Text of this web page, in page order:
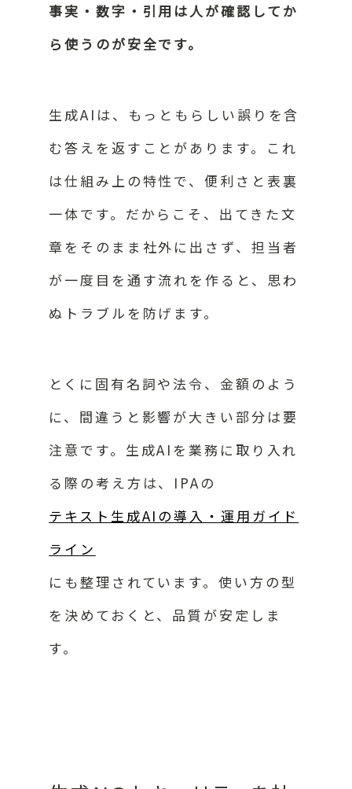
事実・数字・引用は人が確認してか
ら使うのが安全です。
生成AIは、もっともらしい誤りを含
む答えを返すことがあります。これ
は仕組み上の特性で、便利さと表裏
一体です。だからこそ、出てきた文
章をそのまま社外に出さず、担当者
が一度目を通す流れを作ると、思わ
ぬトラブルを防げます。
とくに固有名詞や法令、金額のよう
に、間違うと影響が大きい部分は要
注意です。生成AIを業務に取り入れ
る際の考え方は、IPAの
テキスト生成AIの導入・運用ガイド
ライン
にも整理されています。使い方の型
を決めておくと、品質が安定しま
す。